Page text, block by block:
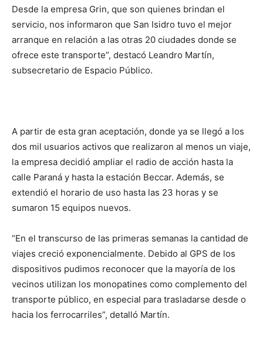
Desde la empresa Grin, que son quienes brindan el
servicio, nos informaron que San Isidro tuvo el mejor
arranque en relación a las otras 20 ciudades donde se
ofrece este transporte”, destacó Leandro Martín,
subsecretario de Espacio Público.
A partir de esta gran aceptación, donde ya se llegó a los
dos mil usuarios activos que realizaron al menos un viaje,
la empresa decidió ampliar el radio de acción hasta la
calle Paraná y hasta la estación Beccar. Además, se
extendió el horario de uso hasta las 23 horas y se
sumaron 15 equipos nuevos.
“En el transcurso de las primeras semanas la cantidad de
viajes creció exponencialmente. Debido al GPS de los
dispositivos pudimos reconocer que la mayoría de los
vecinos utilizan los monopatines como complemento del
transporte público, en especial para trasladarse desde o
hacia los ferrocarriles”, detalló Martín.